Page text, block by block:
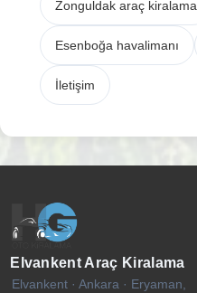
Zonguldak araç kiralama
Esenboğa havalimanı
İletişim
Elvankent Araç Kiralama
Elvankent · Ankara · Eryaman,